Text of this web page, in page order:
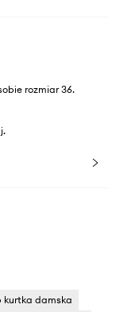
rozmiar 36.
kurtka damska